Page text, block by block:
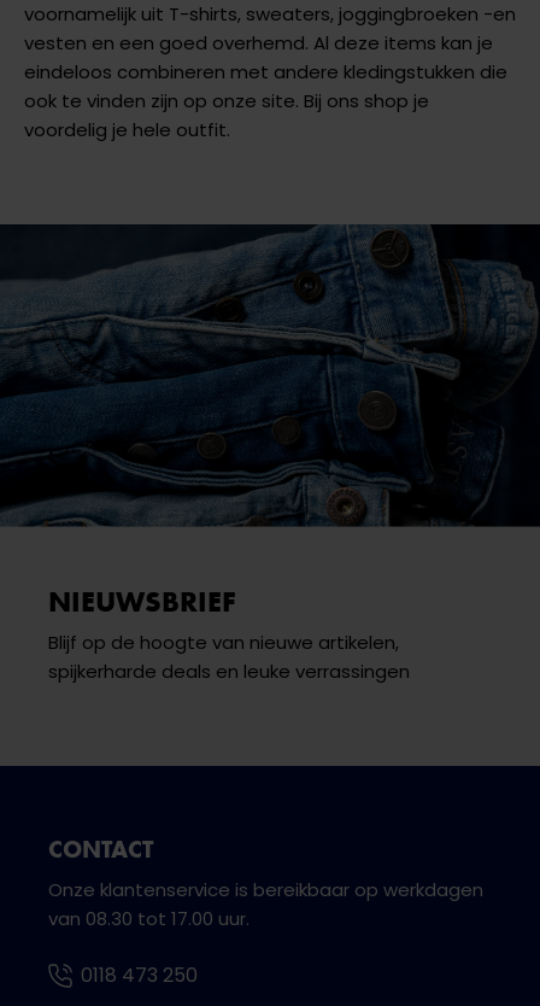
voornamelijk uit T-shirts, sweaters, joggingbroeken -en
vesten en een goed overhemd. Al deze items kan je
eindeloos combineren met andere kledingstukken die
ook te vinden zijn op onze site. Bij ons shop je
voordelig je hele outfit.
NIEUWSBRIEF
Blijf op de hoogte van nieuwe artikelen,
spijkerharde deals en leuke verrassingen
CONTACT
Onze klantenservice is bereikbaar op werkdagen
van 08.30 tot 17.00 uur.
0118 473 250